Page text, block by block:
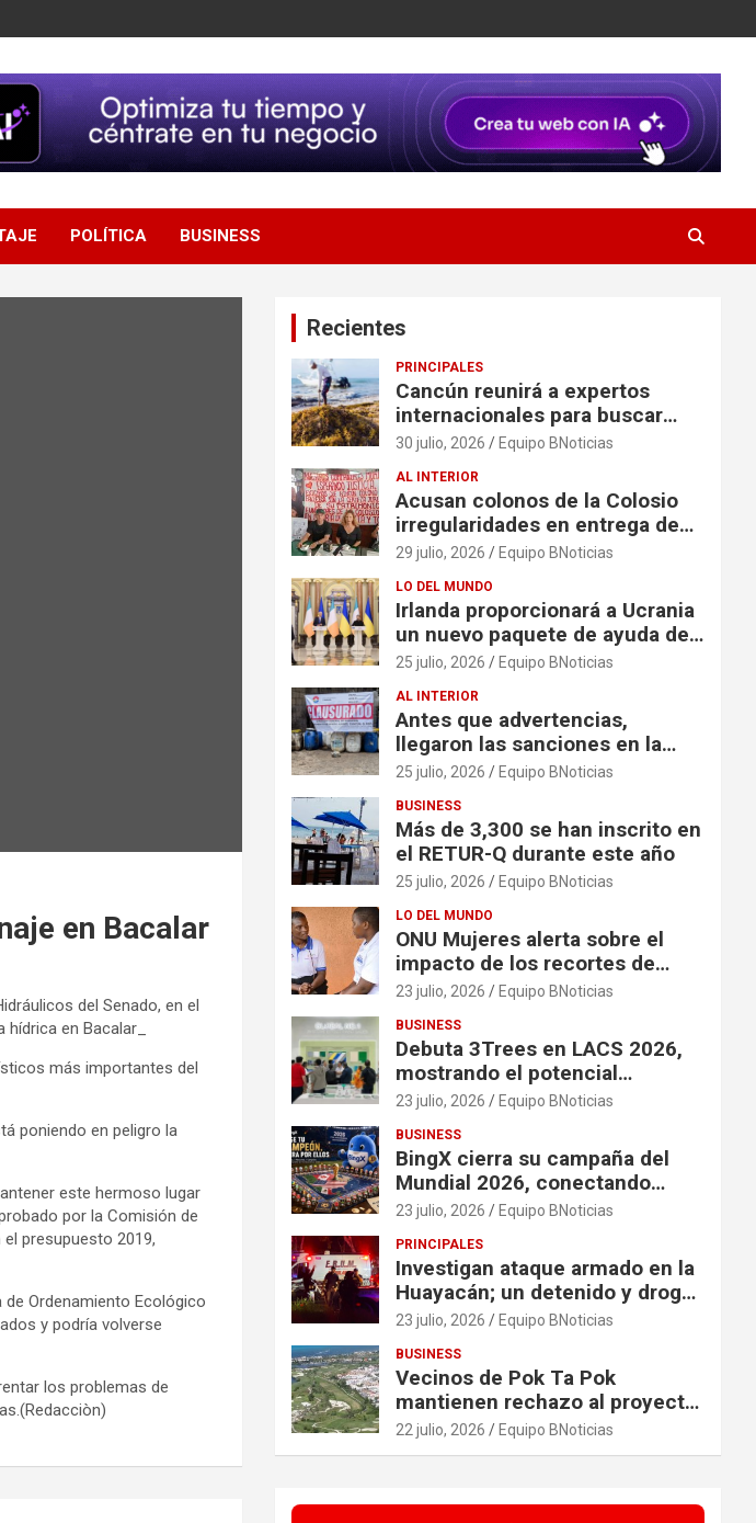
POLÍTICA BUSINESS
en Bacalar
del Senado, en el
en Bacalar_
más importantes del
poniendo en peligro la
este hermoso lugar
por la Comisión de
presupuesto 2019,
Ordenamiento Ecológico
y podría volverse
los problemas de
Recientes
PRINCIPALES
Cancún reunirá a expertos
internacionales para buscar
soluciones al problema del
30 julio, 2026 Equipo BNoticias
AL INTERIOR
Acusan colonos de la Colosio
irregularidades en entrega de
escrituras
29 julio, 2026 Equipo BNoticias
LO DEL MUNDO
Irlanda proporcionará a Ucrania
un nuevo paquete de ayuda de
125 millones de euros
25 julio, 2026 Equipo BNoticias
AL INTERIOR
Antes que advertencias,
llegaron las sanciones en la
colonia El Milagro
25 julio, 2026 Equipo BNoticias
BUSINESS
Más de 3,300 se han inscrito en
el RETUR-Q durante este año
25 julio, 2026 Equipo BNoticias
LO DEL MUNDO
ONU Mujeres alerta sobre el
impacto de los recortes de
financiación en organizaciones
en contextos de crisis
23 julio, 2026 Equipo BNoticias
BUSINESS
Debuta 3Trees en LACS 2026,
mostrando el potencial
ecológico de China en América
23 julio, 2026 Equipo BNoticias
BUSINESS
BingX cierra su campaña del
Mundial 2026, conectando
comunidades a través de
23 julio, 2026 Equipo BNoticias
PRINCIPALES
Investigan ataque armado en la
Huayacán; un detenido y droga
asegurada tras persecución
23 julio, 2026 Equipo BNoticias
BUSINESS
Vecinos de Pok Ta Pok
mantienen rechazo al proyecto
Bosque Real
22 julio, 2026 Equipo BNoticias